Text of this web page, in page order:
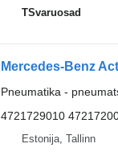
TSvaruosad
Pneumatika -
4721729010
Estonija, Tallinn